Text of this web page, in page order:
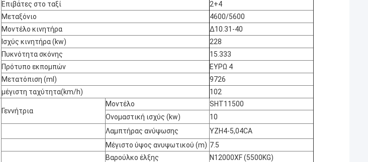
Επιβάτες στο ταξί
2+4
Μεταξόνιο
4600/5600
Μοντέλο κινητήρα
Δ10.31-40
Ισχύς κινητήρα (kw)
228
Πυκνότητα σκόνης
15.333
Πρότυπο εκπομπών
ΕΥΡΩ 4
Μετατόπιση (ml)
9726
μέγιστη ταχύτητα(km/h) 102
Γεννήτρια
Μοντέλο
SHT11500
Ονομαστική ισχύς (kw)
10
Λαμπτήρας ανύψωσης
YZH4-5,04CA
Μέγιστο ύψος ανυψωτικού (m) 7.5
Βαρούλκο έλξης
N12000XF (5500KG)